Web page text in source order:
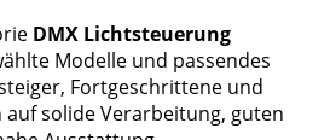
DMX Lichtsteuerung
Modelle und passendes
Fortgeschrittene und
auf solide Verarbeitung, guten